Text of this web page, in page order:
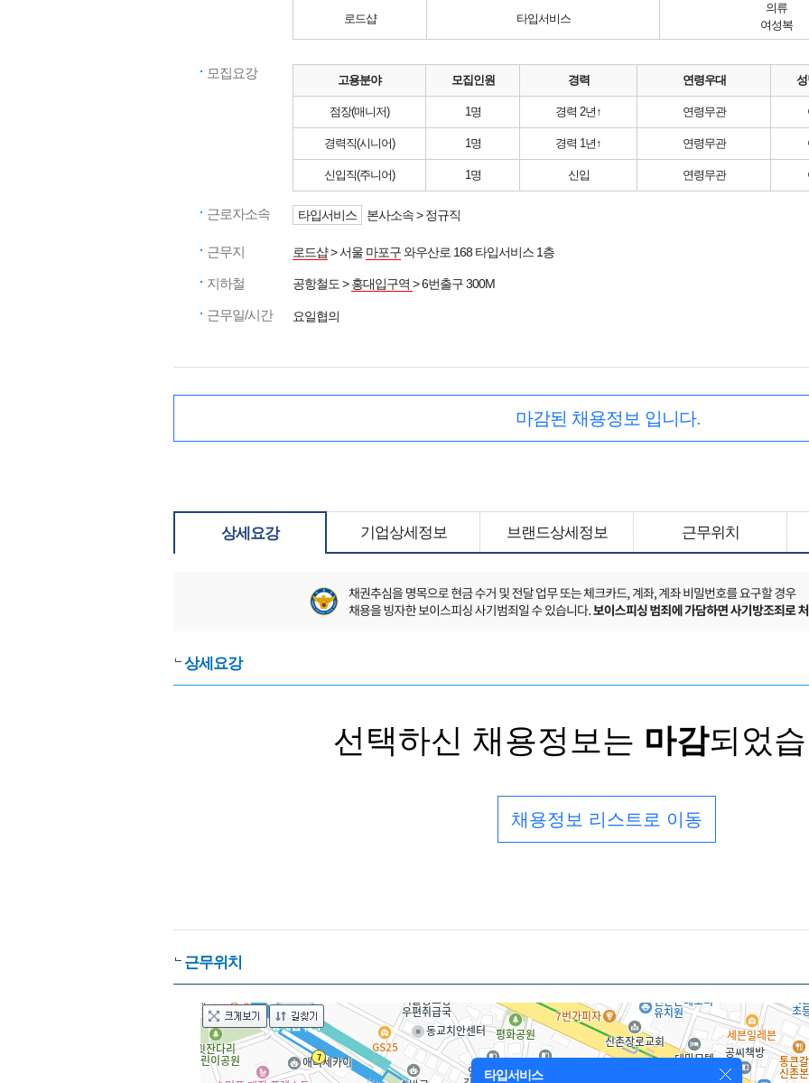
로드샵 타입서비스
의류
여성복
모집요강 고용분야 모집인원 경력 연령우대
점장(매니저) 1명 경력 2년↑ 연령무관
경력직(시니어) 1명 경력 1년↑ 연령무관
신입직(주니어) 1명 신입 연령무관
근로자소속 타입서비스 본사소속 > 정규직
근무지 로드샵> 서울 마포구와우산로 168 타입서비스 1층
지하철 공항철도 >홍대입구역 > 6번출구 300M
근무일/시간 요일협의
마감된 채용정보 입니다.
상세요강 기업상세정보 브랜드상세정보 근무위치
상세요강
선택하신 채용정보는 마감되었
채용정보 리스트로 이동
근무위치
타입서비스